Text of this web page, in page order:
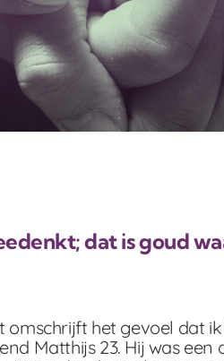
dat is goud
het gevoel dat
Matthijs 23. Hij was